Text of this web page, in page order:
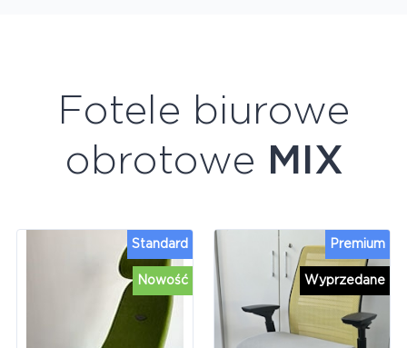
Fotele biurowe
obrotowe MIX
Nowość
Standard
Wyprzedane
Premium